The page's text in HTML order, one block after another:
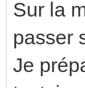
Sur la
passer
Je